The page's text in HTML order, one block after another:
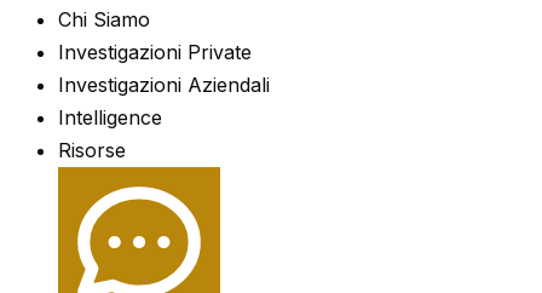
Chi Siamo
Investigazioni Private
Investigazioni Aziendali
Intelligence
Risorse